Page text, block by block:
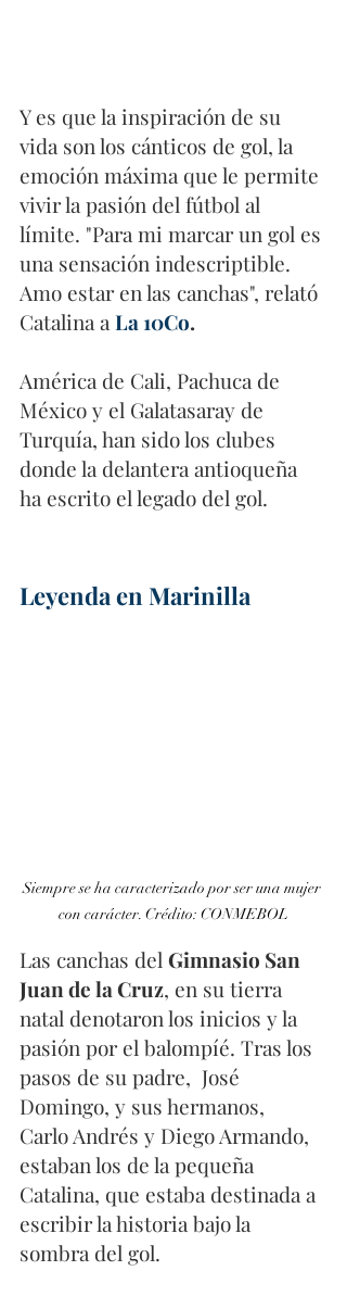
Y es que la inspiración de su
vida son los cánticos de gol, la
emoción máxima que le permite
vivir la pasión del fútbol al
límite. "Para mi marcar un gol es
una sensación indescriptible.
Amo estar en las canchas", relató
Catalina a La 10Co.
América de Cali, Pachuca de
México y el Galatasaray de
Turquía, han sido los clubes
donde la delantera antioqueña
ha escrito el legado del gol.
Leyenda en Marinilla
Siempre se ha caracterizado por ser una mujer
con carácter. Crédito: CONMEBOL
Las canchas del Gimnasio San
Juan de la Cruz, en su tierra
natal denotaron los inicios y la
pasión por el balompíé. Tras los
pasos de su padre,  José
Domingo, y sus hermanos,
Carlo Andrés y Diego Armando,
estaban los de la pequeña
Catalina, que estaba destinada a
escribir la historia bajo la
sombra del gol.